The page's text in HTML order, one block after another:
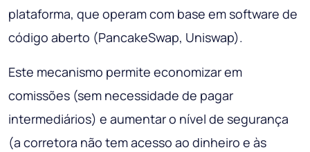
plataforma, que operam com base em software de
código aberto (PancakeSwap, Uniswap).
Este mecanismo permite economizar em
comissões (sem necessidade de pagar
intermediários) e aumentar o nível de segurança
(a corretora não tem acesso ao dinheiro e às